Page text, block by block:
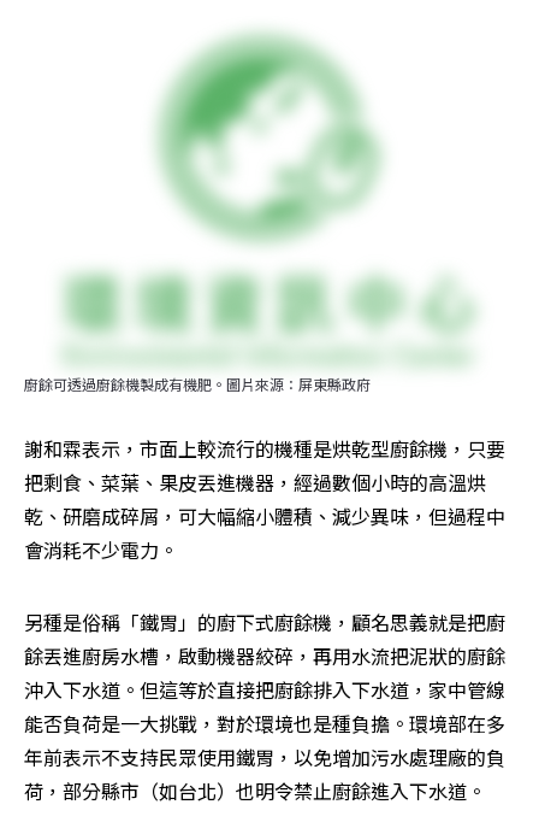
廚餘可透過廚餘機製成有機肥。圖片來源：屏東縣政府
謝和霖表示，市面上較流行的機種是烘乾型廚餘機，只要
把剩食、菜葉、果皮丟進機器，經過數個小時的高溫烘
乾、研磨成碎屑，可大幅縮小體積、減少異味，但過程中
會消耗不少電力。
另種是俗稱「鐵胃」的廚下式廚餘機，顧名思義就是把廚
餘丟進廚房水槽，啟動機器絞碎，再用水流把泥狀的廚餘
沖入下水道。但這等於直接把廚餘排入下水道，家中管線
能否負荷是一大挑戰，對於環境也是種負擔。環境部在多
年前表示不支持民眾使用鐵胃，以免增加污水處理廠的負
荷，部分縣市（如台北）也明令禁止廚餘進入下水道。